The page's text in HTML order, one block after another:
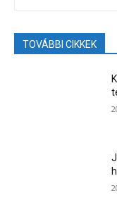
TOVÁBBI CIKKEK